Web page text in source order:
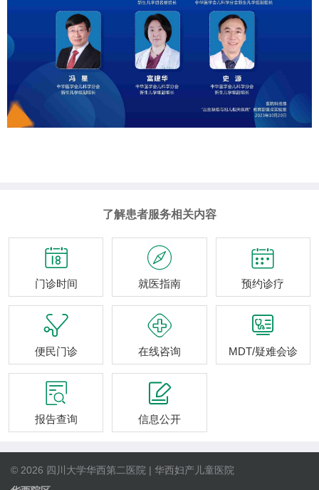
了解患者服务相关内容

门诊时间

就医指南

预约诊疗

便民门诊

在线咨询

MDT/疑难会诊

报告查询

信息公开
© 2026 四川大学华西第二医院 | 华西妇产儿童医院